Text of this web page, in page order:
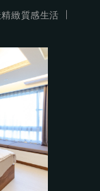
緻質感生活